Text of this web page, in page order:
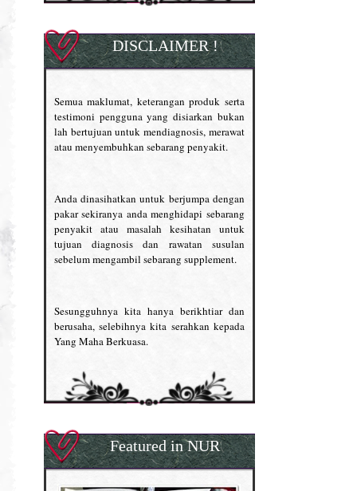
DISCLAIMER !
Semua maklumat, keterangan produk serta
testimoni pengguna yang disiarkan bukan
lah bertujuan untuk mendiagnosis, merawat
atau menyembuhkan sebarang penyakit.
Anda dinasihatkan untuk berjumpa dengan
pakar sekiranya anda menghidapi sebarang
penyakit atau masalah kesihatan untuk
tujuan diagnosis dan rawatan susulan
sebelum mengambil sebarang supplement.
Sesungguhnya kita hanya berikhtiar dan
berusaha, selebihnya kita serahkan kepada
Yang Maha Berkuasa.
Featured in NUR